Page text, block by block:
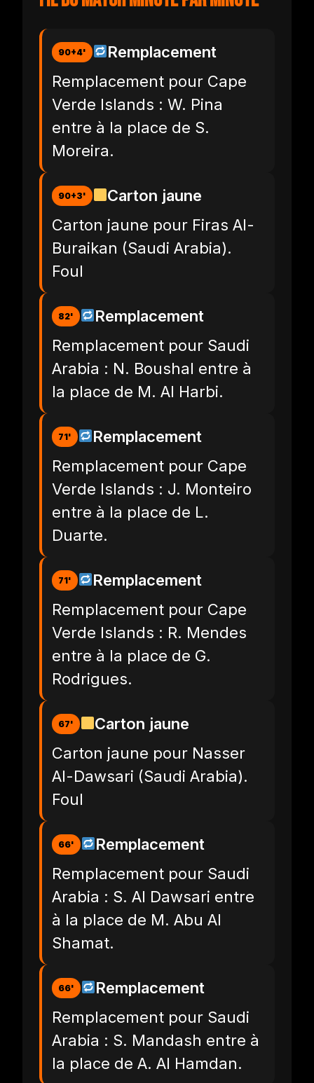
90+4'
Remplacement
Remplacement pour Cape
Verde Islands : W. Pina
entre à la place de S.
Moreira.
90+3'
Carton jaune
Carton jaune pour Firas Al-
Buraikan (Saudi Arabia).
Foul
82'
Remplacement
Remplacement pour Saudi
Arabia : N. Boushal entre à
la place de M. Al Harbi.
71'
Remplacement
Remplacement pour Cape
Verde Islands : J. Monteiro
entre à la place de L.
Duarte.
71'
Remplacement
Remplacement pour Cape
Verde Islands : R. Mendes
entre à la place de G.
Rodrigues.
67'
Carton jaune
Carton jaune pour Nasser
Al-Dawsari (Saudi Arabia).
Foul
66'
Remplacement
Remplacement pour Saudi
Arabia : S. Al Dawsari entre
à la place de M. Abu Al
Shamat.
66'
Remplacement
Remplacement pour Saudi
Arabia : S. Mandash entre à
la place de A. Al Hamdan.